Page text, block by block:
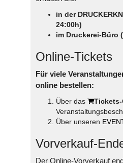
in der
24:00h)
im Druckerei-Büro
Online-Tickets
Für viele
online bestellen:
Über das
Über unseren
Vorverkauf-
Der Online-Vorverkauf